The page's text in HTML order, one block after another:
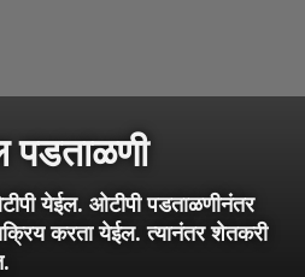
पडताळणी
येईल. ओटीपी पडताळणीनंतर
करता येईल. त्यानंतर शेतकरी